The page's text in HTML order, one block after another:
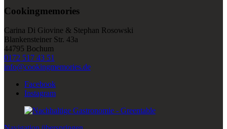
Cookingmemories
Carina Di Giovine & Stephan Rosowski
Blankensteiner Str. 43a
44795 Bochum
0172 517 43 51
info@cookingmemories.de
Facebook
Instagram